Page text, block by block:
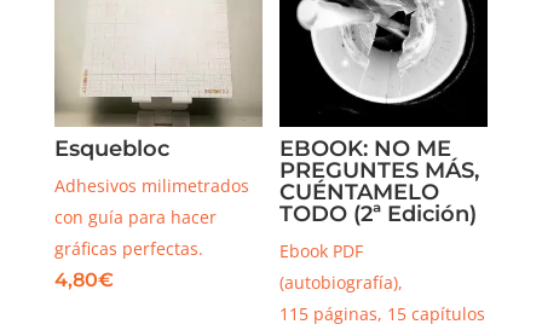
Esquebloc
Adhesivos milimetrados
con guía para hacer
gráficas perfectas.
4,80€
EBOOK: NO ME
PREGUNTES MÁS,
CUÉNTAMELO
TODO (2ª Edición)
Ebook PDF
(autobiografía),
115 páginas, 15 capítulos